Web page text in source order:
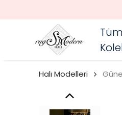
Halı Modelleri